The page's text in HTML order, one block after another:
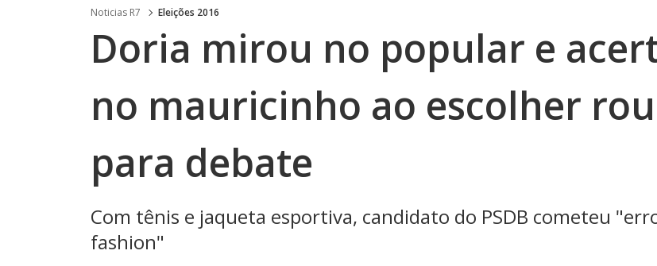
Noticias R7 Eleições 2016
Doria mirou no popular e
no mauricinho ao escolher
para debate
Com tênis e jaqueta esportiva, candidato do PSDB cometeu
fashion"